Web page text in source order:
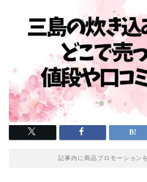
記事内に商品プロモーション